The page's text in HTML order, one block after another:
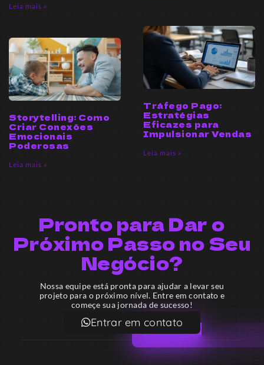
Leia mais »
Storytelling: Como
Criar Conexões
Emocionais
Poderosas
Leia mais »
Tráfego Pago:
Estratégias
Eficazes para
Impulsionar Vendas
Leia mais »
Pronto para Dar o
Próximo Passo no Seu
Negócio?
Nossa equipe está pronta para ajudar a levar seu
projeto para o próximo nível. Entre em contato e
começe sua jornada de sucesso!
Entrar em contato